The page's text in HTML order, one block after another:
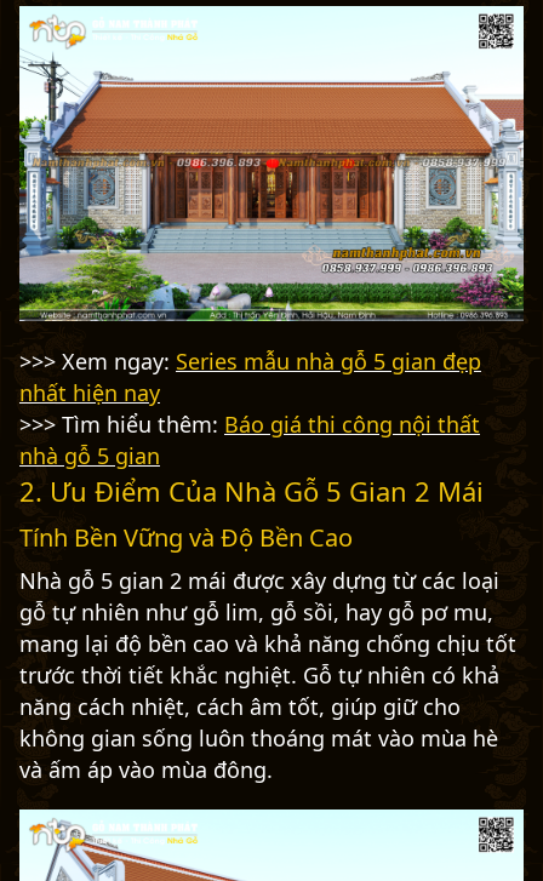
>>> Xem ngay: Series mẫu nhà gỗ 5 gian đẹp
nhất hiện nay
>>> Tìm hiểu thêm: Báo giá thi công nội thất
nhà gỗ 5 gian
2. Ưu Điểm Của Nhà Gỗ 5 Gian 2 Mái
Tính Bền Vững và Độ Bền Cao
Nhà gỗ 5 gian 2 mái được xây dựng từ các loại
gỗ tự nhiên như gỗ lim, gỗ sồi, hay gỗ pơ mu,
mang lại độ bền cao và khả năng chống chịu tốt
trước thời tiết khắc nghiệt. Gỗ tự nhiên có khả
năng cách nhiệt, cách âm tốt, giúp giữ cho
không gian sống luôn thoáng mát vào mùa hè
và ấm áp vào mùa đông.